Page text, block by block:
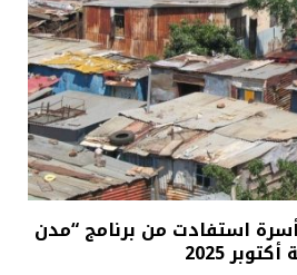
372 ألف أسرة استفادت من برنامج “مدن
2025